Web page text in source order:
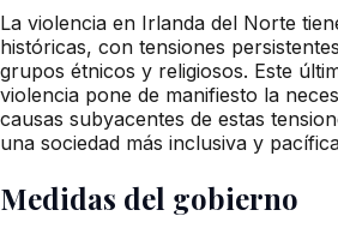
La violencia en Irlanda del Norte
históricas, con tensiones
grupos étnicos y religiosos. Este
violencia pone de manifiesto la
causas subyacentes de estas
una sociedad más inclusiva y
Medidas del gobierno